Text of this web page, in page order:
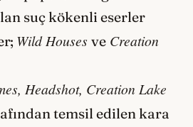
suç kökenli eserler
Wild Houses ve Creation
Headshot, Creation Lake
temsil edilen kara